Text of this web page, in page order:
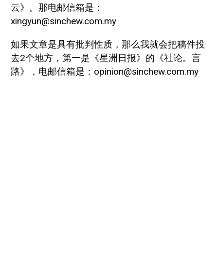
云》。那电邮信箱是：
xingyun@sinchew.com.my
如果文章是具有批判性质，那么我就会把稿件投
去2个地方，第一是《星洲日报》的《社论。言
路》，电邮信箱是： opinion@sinchew.com.my